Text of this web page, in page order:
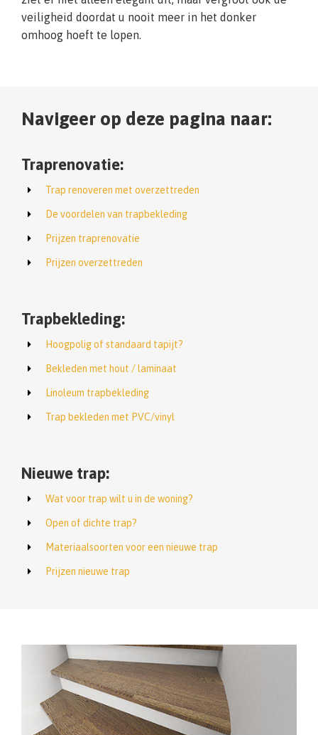
veiligheid doordat u nooit meer in het donker
omhoog hoeft te lopen.
Navigeer op deze pagina naar:
Traprenovatie:
Trap renoveren met overzettreden
De voordelen van trapbekleding
Prijzen traprenovatie
Prijzen overzettreden
Trapbekleding:
Hoogpolig of standaard tapijt?
Bekleden met hout / laminaat
Linoleum trapbekleding
Trap bekleden met PVC/vinyl
Nieuwe trap:
Wat voor trap wilt u in de woning?
Open of dichte trap?
Materiaalsoorten voor een nieuwe trap
Prijzen nieuwe trap